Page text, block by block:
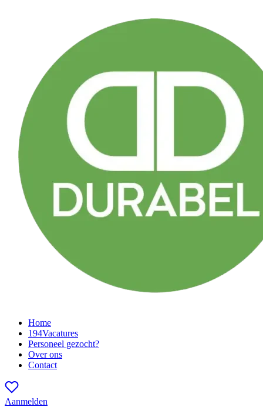
Home
194Vacatures
Personeel gezocht?
Over ons
Contact
Aanmelden